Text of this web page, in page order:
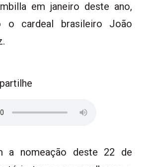
em janeiro deste ano,
o cardeal brasileiro João
a nomeação deste 22 de